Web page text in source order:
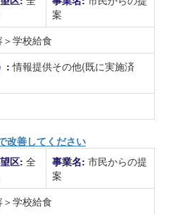
案
学校給食
:情報提供その他(既に実施済
改善してください
区: 全
事業名: 市民からの提
案
学校給食